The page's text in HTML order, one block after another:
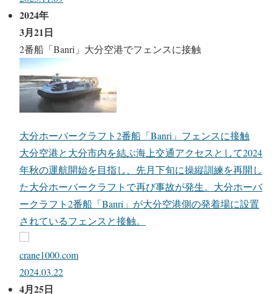
2024年
3月21日
2番船「Banri」大分空港でフェンスに接触
大分ホーバークラフト2番船「Banri」フェンスに接触
大分空港と大分市内を結ぶ海上交通アクセスとして2024
年秋の運航開始を目指し、先月下旬に操縦訓練を再開し
た大分ホーバークラフトで再び事故が発生。大分ホーバ
ークラフト2番船「Banri」が大分空港側の発着場に設置
されているフェンスと接触。
crane1000.com
2024.03.22
4月25日